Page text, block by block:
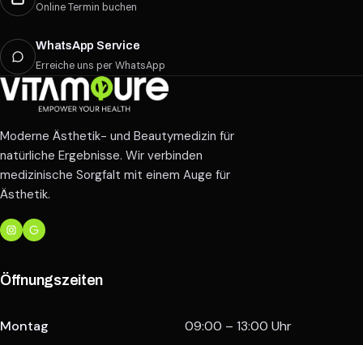
Online Termin buchen
WhatsApp Service
Erreiche uns per WhatsApp
Moderne Ästhetik- und Beautymedizin für
natürliche Ergebnisse. Wir verbinden
medizinische Sorgfalt mit einem Auge für
Ästhetik.
Öffnungszeiten
Montag 09:00 – 13:00 Uhr